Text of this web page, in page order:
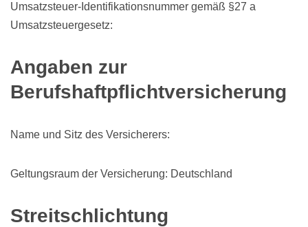
Umsatzsteuer-Identifikationsnummer gemäß §27 a
Umsatzsteuergesetz:
Angaben zur
Berufshaftpflichtversicherung
Name und Sitz des Versicherers:
Geltungsraum der Versicherung: Deutschland
Streitschlichtung